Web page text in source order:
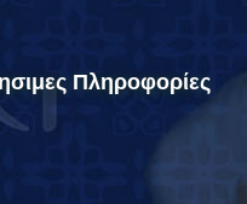
Πληροφορίες